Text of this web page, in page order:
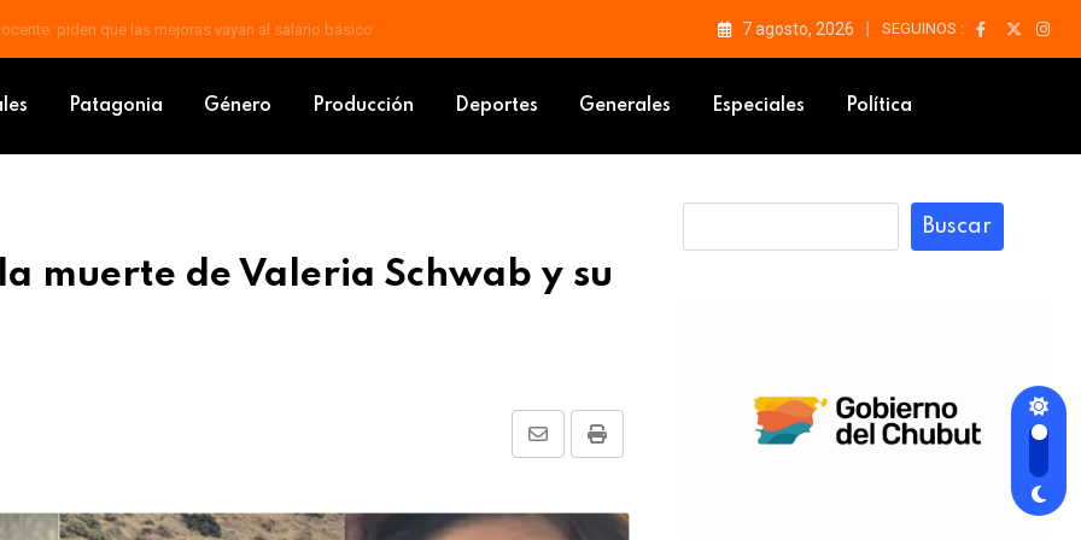
piden que las mejoras vayan al salario básico 7 agosto, 2026 SEGUINOS :
Patagonia Género Producción Deportes Generales Especiales Política
muerte de Valeria Schwab y su
Print
Share
Email
Buscar